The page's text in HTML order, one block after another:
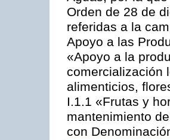
Orden de 28 de
referidas a la
Apoyo a las
«Apoyo a la
comercialización
alimenticios,
I.1.1 «Frutas y
mantenimiento
con